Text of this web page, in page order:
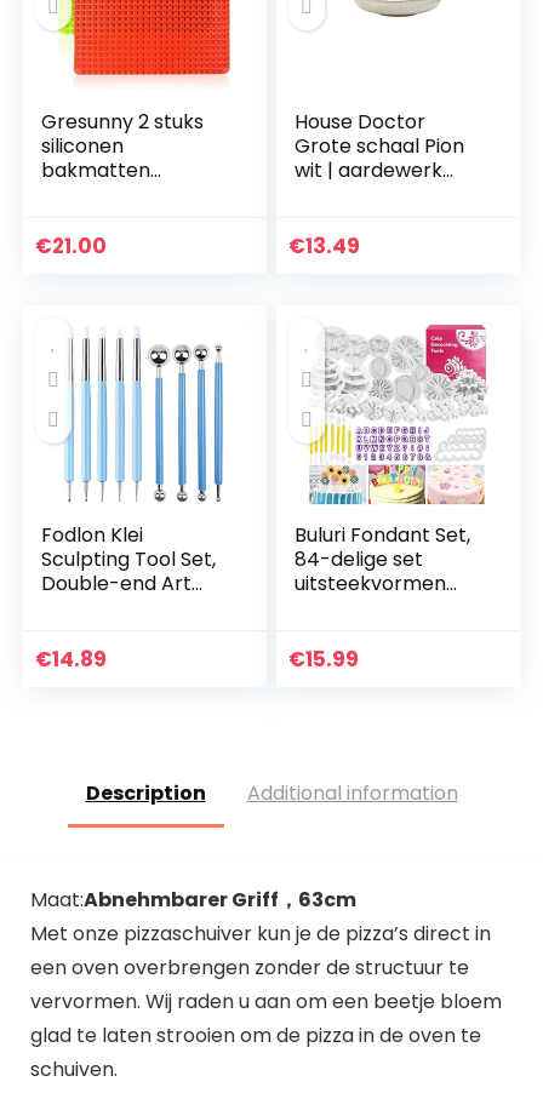
Gresunny 2 stuks
siliconen
bakmatten
herbruikbare
€21.00
House Doctor
Grote schaal Pion
wit | aardewerk
soepbord | Deens
€13.49
Fodlon Klei
Sculpting Tool Set,
Double-end Art
stks Cake
€14.89
Buluri Fondant Set,
84-delige set
uitsteekvormen
bakaccessoires,
€15.99
Description Additional information
Maat:Abnehmbarer Griff，63cm
Met onze pizzaschuiver kun je de pizza’s direct in
een oven overbrengen zonder de structuur te
vervormen. Wij raden u aan om een beetje bloem
glad te laten strooien om de pizza in de oven te
schuiven.